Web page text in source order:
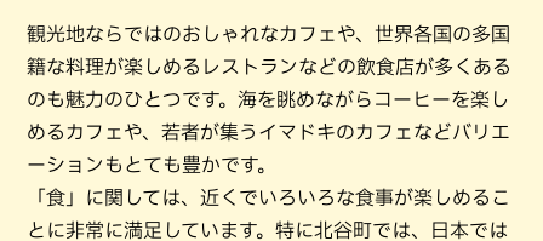
観光地ならではのおしゃれなカフェや、世界各国の多国
籍な料理が楽しめるレストランなどの飲食店が多くある
のも魅力のひとつです。海を眺めながらコーヒーを楽し
めるカフェや、若者が集うイマドキのカフェなどバリエ
ーションもとても豊かです。
「食」に関しては、近くでいろいろな食事が楽しめるこ
とに非常に満足しています。特に北谷町では、日本では